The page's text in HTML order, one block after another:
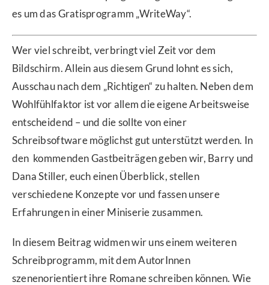
es um das Gratisprogramm „WriteWay“.
Wer viel schreibt, verbringt viel Zeit vor dem
Bildschirm. Allein aus diesem Grund lohnt es sich,
Ausschau nach dem „Richtigen“ zu halten. Neben dem
Wohlfühlfaktor ist vor allem die eigene Arbeitsweise
entscheidend – und die sollte von einer
Schreibsoftware möglichst gut unterstützt werden. In
den kommenden Gastbeiträgen geben wir, Barry und
Dana Stiller, euch einen Überblick, stellen
verschiedene Konzepte vor und fassen unsere
Erfahrungen in einer Miniserie zusammen.
In diesem Beitrag widmen wir uns einem weiteren
Schreibprogramm, mit dem AutorInnen
szenenorientiert ihre Romane schreiben können. Wie